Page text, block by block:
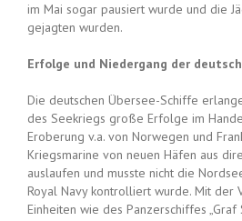
im Mai sogar pausiert wurde und die
gejagten wurden.
Erfolge und Niedergang der
Die deutschen Übersee-Schiffe
des Seekriegs große Erfolge im
Eroberung v.a. von Norwegen und
Kriegsmarine von neuen Häfen aus
auslaufen und musste nicht die
Royal Navy kontrolliert wurde. Mit der
Einheiten wie des Panzerschiffes